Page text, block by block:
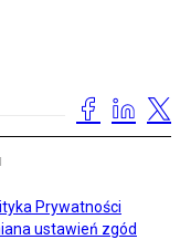
Prywatności
ustawień zgód